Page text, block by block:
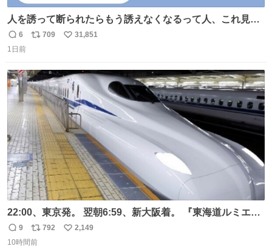
人を誘って断られたらもう誘えなくなるって人、これ見て
元気出してほしい
返
信
6
リ
ト
数
709
い
数
31,851
1日前
22:00、東京発。 翌朝6:59、新大阪着。 『東海道ルミエー
ルエクスプレス』が今夜、初運行！ 岐阜羽島駅で夜を越す
東海道新幹線。寝台列車じゃないのに、朝まで新幹線とい
返
信
9
リ
ポ
792
い
2,149
10時間前